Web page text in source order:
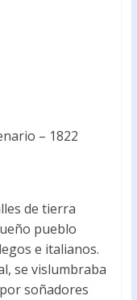
– 1822
de tierra
pueblo
e italianos.
se vislumbraba
soñadores